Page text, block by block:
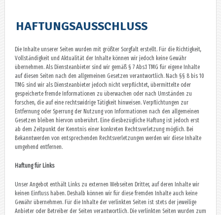
HAFTUNGSAUSSCHLUSS
Die Inhalte unserer Seiten wurden mit größter Sorgfalt erstellt. Für die Richtigkeit,
Vollständigkeit und Aktualität der Inhalte können wir jedoch keine Gewähr
übernehmen. Als Diensteanbieter sind wir gemäß § 7 Abs.1 TMG für eigene Inhalte
auf diesen Seiten nach den allgemeinen Gesetzen verantwortlich. Nach §§ 8 bis 10
TMG sind wir als Diensteanbieter jedoch nicht verpflichtet, übermittelte oder
gespeicherte fremde Informationen zu überwachen oder nach Umständen zu
forschen, die auf eine rechtswidrige Tätigkeit hinweisen. Verpflichtungen zur
Entfernung oder Sperrung der Nutzung von Informationen nach den allgemeinen
Gesetzen bleiben hiervon unberührt. Eine diesbezügliche Haftung ist jedoch erst
ab dem Zeitpunkt der Kenntnis einer konkreten Rechtsverletzung möglich. Bei
Bekanntwerden von entsprechenden Rechtsverletzungen werden wir diese Inhalte
umgehend entfernen.
Haftung für Links
Unser Angebot enthält Links zu externen Webseiten Dritter, auf deren Inhalte wir
keinen Einfluss haben. Deshalb können wir für diese fremden Inhalte auch keine
Gewähr übernehmen. Für die Inhalte der verlinkten Seiten ist stets der jeweilige
Anbieter oder Betreiber der Seiten verantwortlich. Die verlinkten Seiten wurden zum